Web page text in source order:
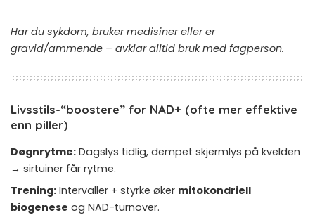
Har du sykdom, bruker medisiner eller er
gravid/ammende – avklar alltid bruk med fagperson.
Livsstils-“boostere” for NAD+ (ofte mer effektive
enn piller)
Døgnrytme: Dagslys tidlig, dempet skjermlys på kvelden
→ sirtuiner får rytme.
Trening: Intervaller + styrke øker mitokondriell
biogenese og NAD-turnover.